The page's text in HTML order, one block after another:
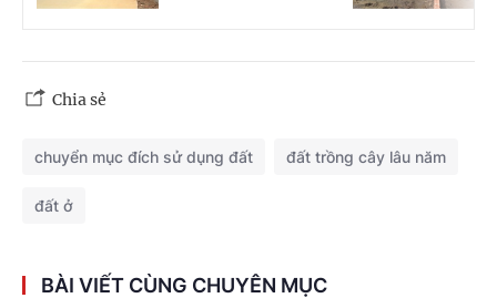
Chia sẻ
chuyển mục đích sử dụng đất đất trồng cây lâu năm
đất ở
BÀI VIẾT CÙNG CHUYÊN MỤC